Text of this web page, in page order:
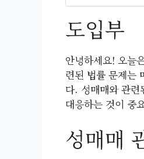
도입부
안녕하세요! 오늘
련된 법률 문제는
다. 성매매와 관
대응하는 것이 중
성매매